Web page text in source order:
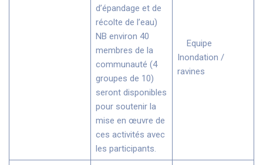
d’épandage et de
récolte de l’eau)
NB environ 40
membres de la
communauté (4
groupes de 10)
seront disponibles
pour soutenir la
mise en œuvre de
ces activités avec
les participants.
Equipe
Inondation /
ravines